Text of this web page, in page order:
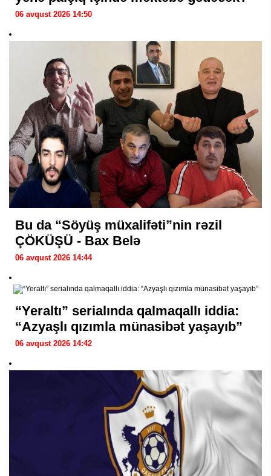
06 avqust 2026 14:50
Bu da “Söyüş müxalifəti”nin rəzil
ÇÖKÜŞÜ - Bax Belə
06 avqust 2026 14:44
“Yeraltı” serialında qalmaqallı iddia:
“Azyaşlı qızımla münasibət yaşayıb”
06 avqust 2026 14:42